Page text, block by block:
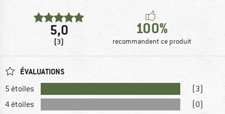
5,0
(3)
100%
recommandent ce produit
ÉVALUATIONS
5 étoiles
(3)
4 étoiles
(0)